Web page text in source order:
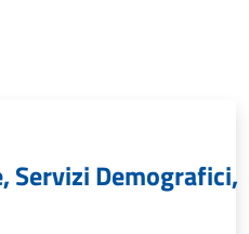
Servizi Demografici,